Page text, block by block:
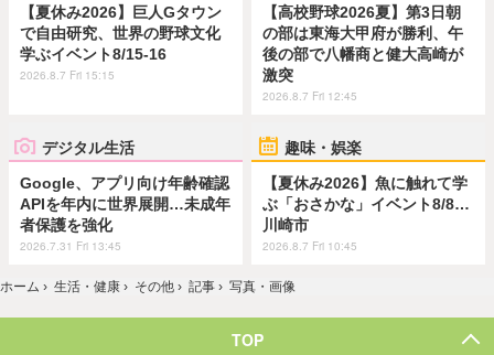
【夏休み2026】巨人Gタウン
で自由研究、世界の野球文化
学ぶイベント8/15-16
2026.8.7 Fri 15:15
【高校野球2026夏】第3日朝
の部は東海大甲府が勝利、午
後の部で八幡商と健大高崎が
激突
2026.8.7 Fri 12:45
デジタル生活
Google、アプリ向け年齢確認
APIを年内に世界展開…未成年
者保護を強化
2026.7.31 Fri 13:45
趣味・娯楽
【夏休み2026】魚に触れて学
ぶ「おさかな」イベント8/8…
川崎市
2026.8.7 Fri 10:45
ホーム › 生活・健康 › その他 › 記事 › 写真・画像
TOP